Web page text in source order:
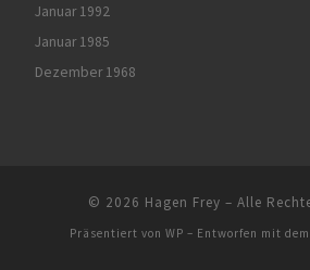
Januar 1992
Januar 1985
Dezember 1968
© 2026 Hagen Frey – Alle
Präsentiert von WP – Entworfen mit dem